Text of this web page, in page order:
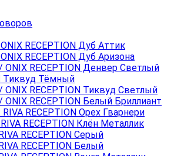
RECEPTION Дуб Аттик
RECEPTION Дуб Аризона
RECEPTION Денвер Светлый
Тиквуд Тёмный
RECEPTION Тиквуд Светлый
RECEPTION Белый Бриллиант
RECEPTION Орех Гварнери
RECEPTION Клён Металлик
RECEPTION Серый
RECEPTION Белый